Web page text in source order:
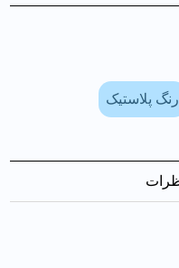
رنگ پلاستیک